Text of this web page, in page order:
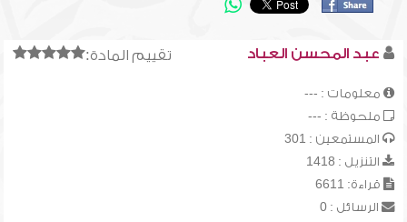
تقييم المادة: عبد المحسن العباد
معلومات : ---
ملحوظة : ---
المستمعين : 301
التنزيل : 1418
قراءة: 6611
الرسائل : 0